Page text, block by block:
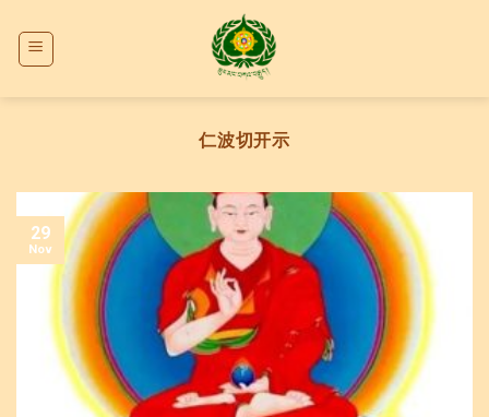
content
仁波切开示
29
Nov